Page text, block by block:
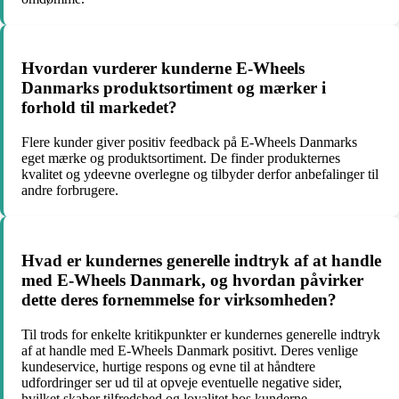
Hvordan vurderer kunderne E-Wheels
Danmarks produktsortiment og mærker i
forhold til markedet?
Flere kunder giver positiv feedback på E-Wheels Danmarks
eget mærke og produktsortiment. De finder produkternes
kvalitet og ydeevne overlegne og tilbyder derfor anbefalinger til
andre forbrugere.
Hvad er kundernes generelle indtryk af at handle
med E-Wheels Danmark, og hvordan påvirker
dette deres fornemmelse for virksomheden?
Til trods for enkelte kritikpunkter er kundernes generelle indtryk
af at handle med E-Wheels Danmark positivt. Deres venlige
kundeservice, hurtige respons og evne til at håndtere
udfordringer ser ud til at opveje eventuelle negative sider,